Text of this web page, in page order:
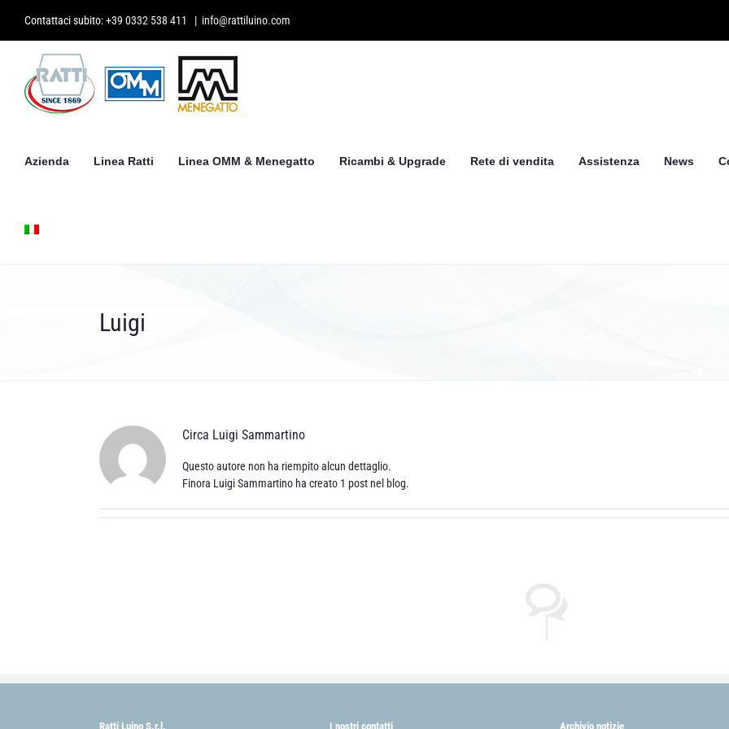
contenuto
Contattaci subito:+39 0332 538 411 | info@rattiluino.com
Azienda Linea Ratti Linea OMM & Menegatto Ricambi & Upgrade Rete di vendita Assistenza News
Luigi
Circa Luigi Sammartino
Questo autore non ha riempito alcun dettaglio.
Finora Luigi Sammartino ha creato 1 post nel blog.
Ratti Luino S.r.l. I nostri contatti Archivio notizie